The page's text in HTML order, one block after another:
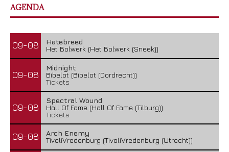
AGENDA
09-08
Hatebreed
Het Bolwerk (Het Bolwerk (Sneek))
09-08
Midnight
Bibelot (Bibelot (Dordrecht))
Tickets
09-08
Spectral Wound
Hall Of Fame (Hall Of Fame (Tilburg))
Tickets
09-08
Arch Enemy
TivoliVredenburg (TivoliVredenburg (Utrecht))